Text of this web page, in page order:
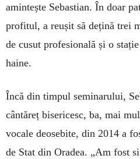
amintește Sebastian. În doar
profitul, a reușit să dețină trei
de cusut profesională și o
haine.
Încă din timpul seminarului,
cântăreț bisericesc, ba, mai
vocale deosebite, din 2014 a
de Stat din Oradea. „Am fost